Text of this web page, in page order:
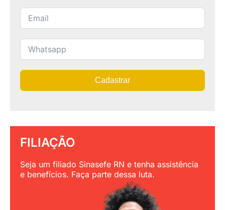
Cadastrar
FILIAÇÃO
Seja um filiado Sinasefe RN e tenha assistência
e benefícios. Faça parte dessa luta.